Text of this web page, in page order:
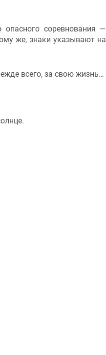
опасного соревнования —
же, знаки указывают на
всего, за свою жизнь…